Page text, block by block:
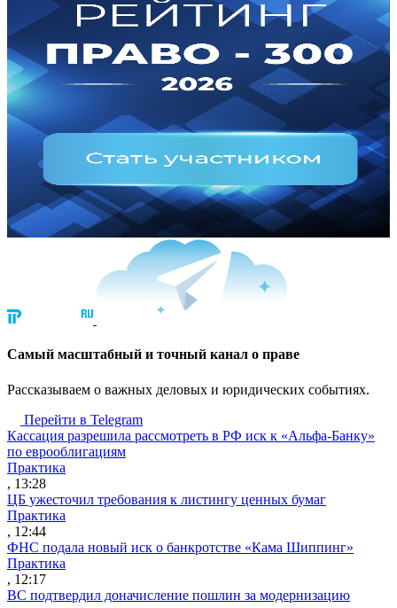
Cамый масштабный и точный канал о праве
Рассказываем о важных деловых и юридических событиях.
Перейти в Telegram
Кассация разрешила рассмотреть в РФ иск к «Альфа-Банку»
по еврооблигациям
Практика
, 13:28
ЦБ ужесточил требования к листингу ценных бумаг
Практика
, 12:44
ФНС подала новый иск о банкротстве «Кама Шиппинг»
Практика
, 12:17
ВС подтвердил доначисление пошлин за модернизацию